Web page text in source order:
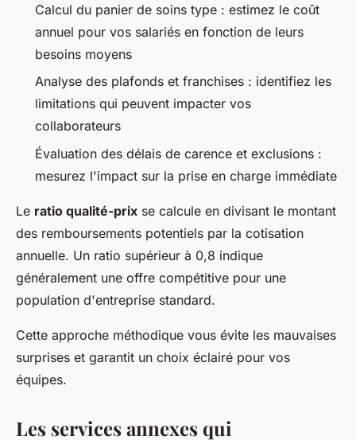
Calcul du panier de soins type : estimez le coût
annuel pour vos salariés en fonction de leurs
besoins moyens
Analyse des plafonds et franchises : identifiez les
limitations qui peuvent impacter vos
collaborateurs
Évaluation des délais de carence et exclusions :
mesurez l'impact sur la prise en charge immédiate
Le ratio qualité-prix se calcule en divisant le montant
des remboursements potentiels par la cotisation
annuelle. Un ratio supérieur à 0,8 indique
généralement une offre compétitive pour une
population d'entreprise standard.
Cette approche méthodique vous évite les mauvaises
surprises et garantit un choix éclairé pour vos
équipes.
Les services annexes qui